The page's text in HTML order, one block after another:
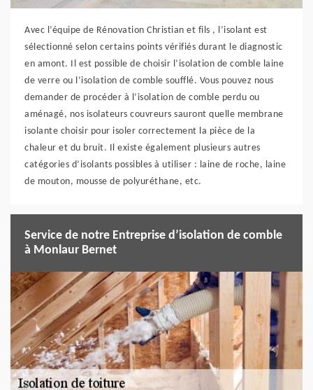
Avec l’équipe de Rénovation Christian et fils , l’isolant est
sélectionné selon certains points vérifiés durant le diagnostic
en amont. Il est possible de choisir l’isolation de comble laine
de verre ou l’isolation de comble soufflé. Vous pouvez nous
demander de procéder à l’isolation de comble perdu ou
aménagé, nos isolateurs couvreurs sauront quelle membrane
isolante choisir pour isoler correctement la pièce de la
chaleur et du bruit. Il existe également plusieurs autres
catégories d’isolants possibles à utiliser : laine de roche, laine
de mouton, mousse de polyuréthane, etc.
Service de notre Entreprise d’isolation de comble
à Monlaur Bernet